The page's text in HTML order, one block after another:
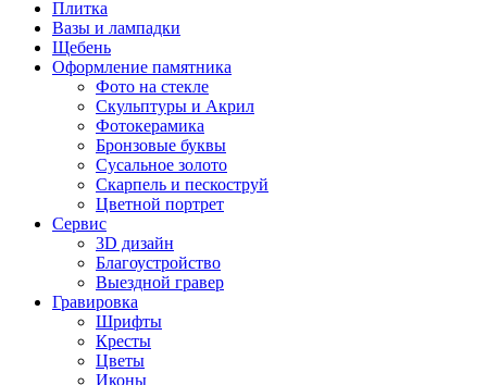
Плитка
Вазы и лампадки
Щебень
Оформление памятника
Фото на стекле
Скульптуры и Акрил
Фотокерамика
Бронзовые буквы
Сусальное золото
Скарпель и пескоструй
Цветной портрет
Сервис
3D дизайн
Благоустройство
Выездной гравер
Гравировка
Шрифты
Кресты
Цветы
Иконы